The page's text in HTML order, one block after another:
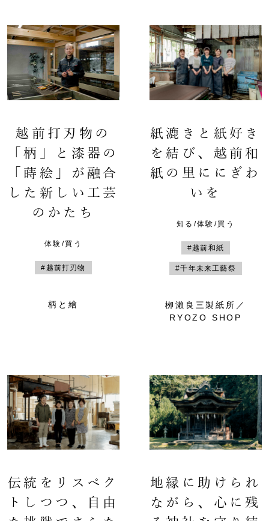
越前打刃物の
「柄」と漆器の
「蒔絵」が融合
した新しい工芸
のかたち
体験/買う
#越前打刃物
柄と繪
紙漉きと紙好き
を結び、越前和
紙の里ににぎわ
いを
知る/体験/買う
#越前和紙
#千年未来工藝祭
栁瀨良三製紙所／
RYOZO SHOP
伝統をリスペク
トしつつ、自由
地縁に助けられ
ながら、心に残